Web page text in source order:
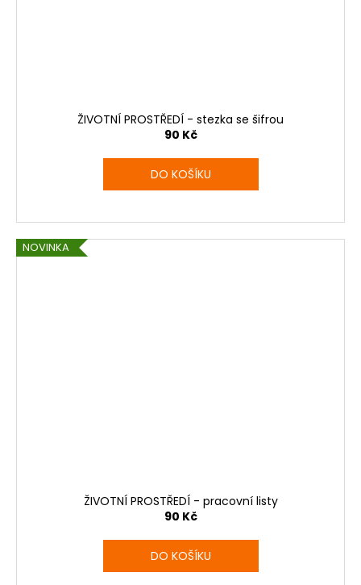
ŽIVOTNÍ PROSTŘEDÍ - stezka se šifrou
90 Kč
DO KOŠÍKU
NOVINKA
ŽIVOTNÍ PROSTŘEDÍ - pracovní listy
90 Kč
DO KOŠÍKU